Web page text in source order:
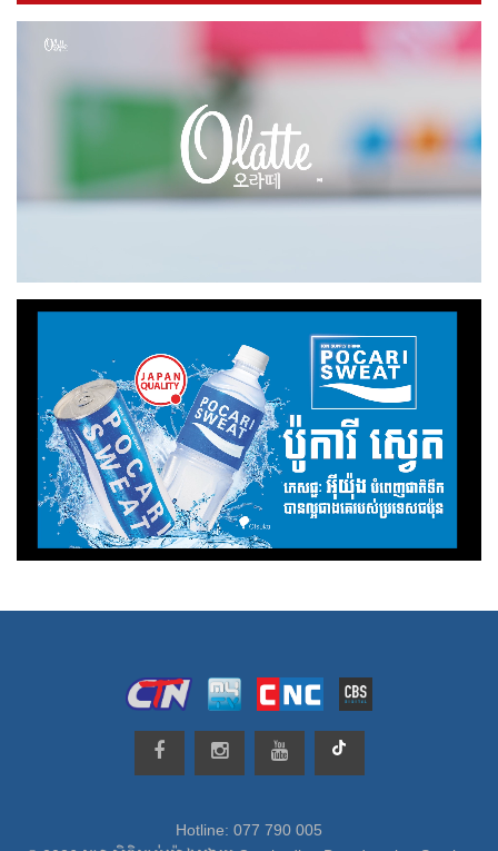
Hotline: 077 790 005